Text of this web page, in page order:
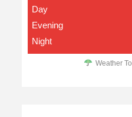
Day
Evening
Night
Weather